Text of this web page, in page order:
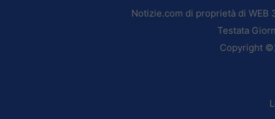
Notizie.com di proprietà di WEB
Testata
Copyright